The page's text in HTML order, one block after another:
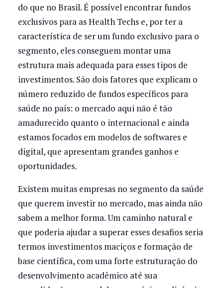
do que no Brasil. É possível encontrar fundos
exclusivos para as Health Techs e, por ter a
característica de ser um fundo exclusivo para o
segmento, eles conseguem montar uma
estrutura mais adequada para esses tipos de
investimentos. São dois fatores que explicam o
número reduzido de fundos específicos para
saúde no país: o mercado aqui não é tão
amadurecido quanto o internacional e ainda
estamos focados em modelos de softwares e
digital, que apresentam grandes ganhos e
oportunidades.
Existem muitas empresas no segmento da saúde
que querem investir no mercado, mas ainda não
sabem a melhor forma. Um caminho natural e
que poderia ajudar a superar esses desafios seria
termos investimentos maciços e formação de
base científica, com uma forte estruturação do
desenvolvimento acadêmico até sua